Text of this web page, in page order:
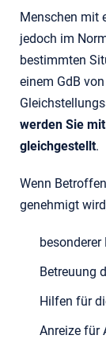
Menschen mit
jedoch im
bestimmten
einem GdB
werden Sie
gleichgestellt.
Wenn
genehmigt
Betreuung
Hilfen für
Anreize für